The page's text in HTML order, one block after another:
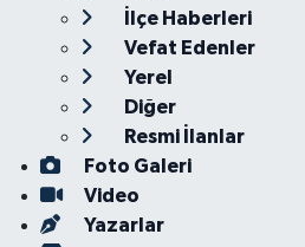
İlçe Haberleri
Vefat Edenler
Yerel
Diğer
Resmi İlanlar
Foto Galeri
Video
Yazarlar